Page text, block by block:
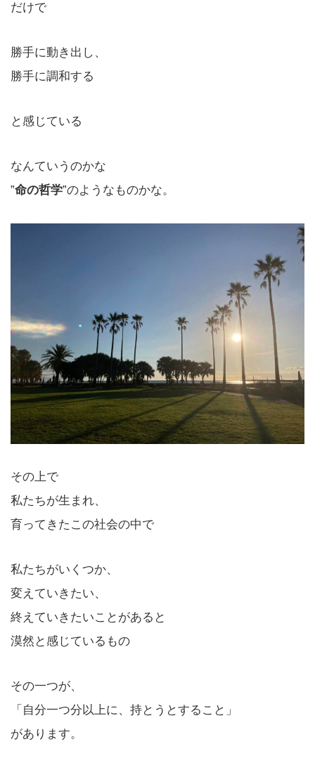
だけで
勝手に動き出し、
勝手に調和する
と感じている
なんていうのかな
”命の哲学”のようなものかな。
その上で
私たちが生まれ、
育ってきたこの社会の中で
私たちがいくつか、
変えていきたい、
終えていきたいことがあると
漠然と感じているもの
その一つが、
「自分一つ分以上に、持とうとすること」
があります。